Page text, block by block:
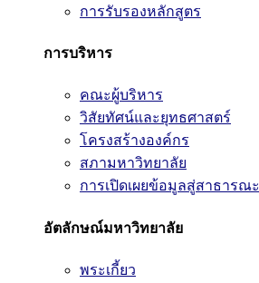
การรับรองหลักสูตร
การบริหาร
คณะผู้บริหาร
วิสัยทัศน์และยุทธศาสตร์
โครงสร้างองค์กร
สภามหาวิทยาลัย
การเปิดเผยข้อมูลสู่สาธารณะ
อัตลักษณ์มหาวิทยาลัย
พระเกี้ยว